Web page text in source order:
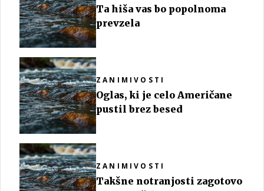
Ta hiša vas bo popolnoma
prevzela
ZANIMIVOSTI
Oglas, ki je celo Američane
pustil brez besed
ZANIMIVOSTI
Takšne notranjosti zagotovo